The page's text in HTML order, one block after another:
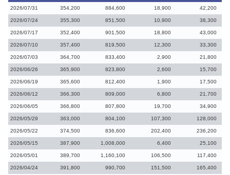
2026/07/31
354,200 884,600 18,900 42,200
2026/07/24 355,300 851,500 10,900 38,300
2026/07/17 352,400 901,500 18,800 43,000
2026/07/10 357,400 819,500 12,300 33,300
2026/07/03 364,700 833,400 2,900 21,800
2026/06/26 365,900 823,800 2,600 15,700
2026/06/19 365,600 812,400 1,900 17,500
2026/06/12 366,300 809,000 6,800 21,700
2026/06/05 366,800 807,800 19,700 34,900
2026/05/29 363,000 804,100 107,300 128,000
2026/05/22 374,500 836,600 202,400 236,200
2026/05/15 387,900 1,008,000 6,400 25,100
2026/05/01 389,700 1,160,100 106,500 117,400
2026/04/24 391,800 990,700 151,500 165,400